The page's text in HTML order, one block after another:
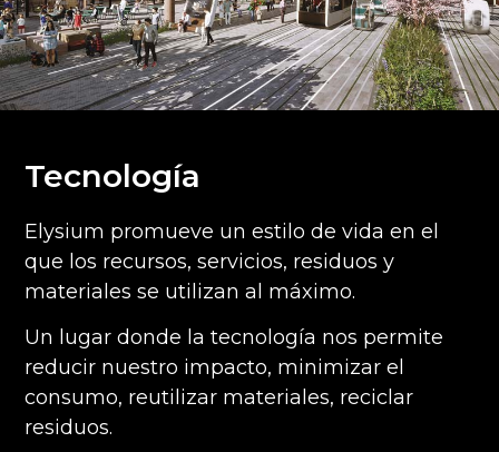
Tecnología
Elysium promueve un estilo de vida en el
que los recursos, servicios, residuos y
materiales se utilizan al máximo.
Un lugar donde la tecnología nos permite
reducir nuestro impacto, minimizar el
consumo, reutilizar materiales, reciclar
residuos.